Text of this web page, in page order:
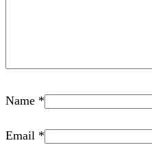
Name *
Email *